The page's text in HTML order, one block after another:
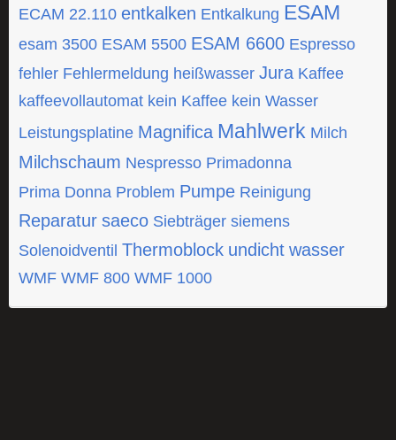
ECAM 22.110 entkalken Entkalkung ESAM
esam 3500 ESAM 5500 ESAM 6600 Espresso
fehler Fehlermeldung heißwasser Jura Kaffee
kaffeevollautomat kein Kaffee kein Wasser
Leistungsplatine Magnifica Mahlwerk Milch
Milchschaum Nespresso Primadonna
Prima Donna Problem Pumpe Reinigung
Reparatur saeco Siebträger siemens
Solenoidventil Thermoblock undicht wasser
WMF WMF 800 WMF 1000